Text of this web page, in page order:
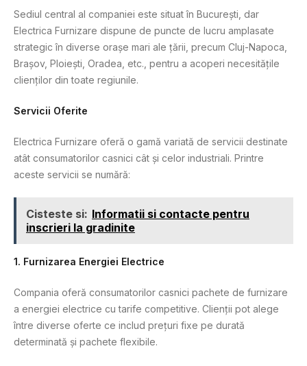
Sediul central al companiei este situat în București, dar
Electrica Furnizare dispune de puncte de lucru amplasate
strategic în diverse orașe mari ale țării, precum Cluj-Napoca,
Brașov, Ploiești, Oradea, etc., pentru a acoperi necesitățile
clienților din toate regiunile.
Servicii Oferite
Electrica Furnizare oferă o gamă variată de servicii destinate
atât consumatorilor casnici cât și celor industriali. Printre
aceste servicii se numără:
Cisteste si: Informatii si contacte pentru
inscrieri la gradinite
1. Furnizarea Energiei Electrice
Compania oferă consumatorilor casnici pachete de furnizare
a energiei electrice cu tarife competitive. Clienții pot alege
între diverse oferte ce includ prețuri fixe pe durată
determinată și pachete flexibile.